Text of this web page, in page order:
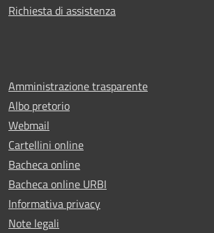
Richiesta di assistenza
Amministrazione trasparente
Albo pretorio
Webmail
Cartellini online
Bacheca online
Bacheca online URBI
Informativa privacy
Note legali